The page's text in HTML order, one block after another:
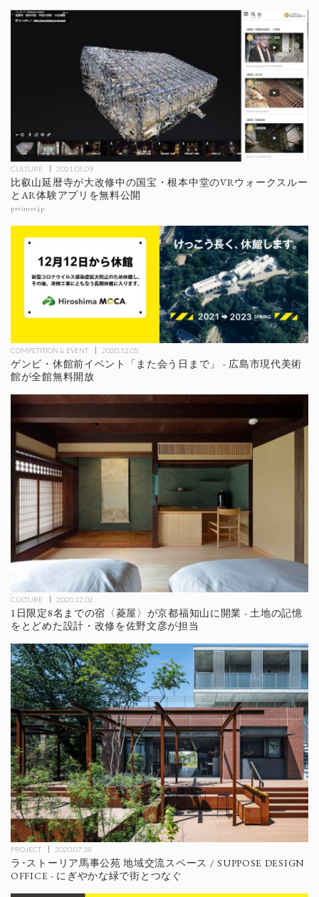
CULTURE 2021.05.09
比叡山延暦寺が大改修中の国宝・根本中堂のVRウォークスルー
とAR体験アプリを無料公開
prtimes.jp
COMPETITION & EVENT 2020.12.05
ゲンビ・休館前イベント「また会う日まで」 - 広島市現代美術
館が全館無料開放
CULTURE 2020.12.02
1日限定8名までの宿〈菱屋〉が京都福知山に開業 - 土地の記憶
をとどめた設計・改修を佐野文彦が担当
PROJECT 2020.07.18
ラ･ストーリア馬事公苑 地域交流スペース / SUPPOSE DESIGN
OFFICE - にぎやかな緑で街とつなぐ